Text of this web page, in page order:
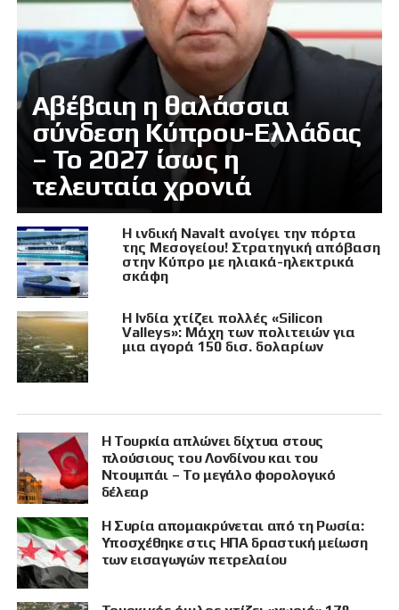
Αβέβαιη η θαλάσσια
σύνδεση Κύπρου-Ελλάδας
– Το 2027 ίσως η
τελευταία χρονιά
Η ινδική Navalt ανοίγει την πόρτα
της Μεσογείου! Στρατηγική απόβαση
στην Κύπρο με ηλιακά-ηλεκτρικά
σκάφη
Η Ινδία χτίζει πολλές «Silicon
Valleys»: Μάχη των πολιτειών για
μια αγορά 150 δισ. δολαρίων
Η Τουρκία απλώνει δίχτυα στους
πλούσιους του Λονδίνου και του
Ντουμπάι – Το μεγάλο φορολογικό
δέλεαρ
Η Συρία απομακρύνεται από τη Ρωσία:
Υποσχέθηκε στις ΗΠΑ δραστική μείωση
των εισαγωγών πετρελαίου